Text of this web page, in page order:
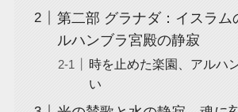
第二部 グラナダ：イスラム
ルハンブラ宮殿の静寂
時を止めた楽園、アルハ
い